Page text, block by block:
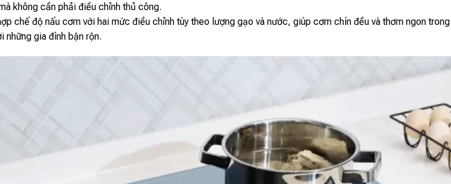
không cần phải điều chỉnh thủ công.
chế độ nấu cơm với hai mức điều chỉnh tùy theo lượng gạo và nước, giúp cơm chín đều và thơm ngon
gia đình bận rộn.